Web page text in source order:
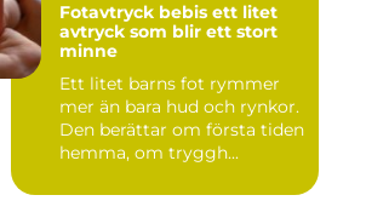
Fotavtryck bebis ett litet
avtryck som blir ett stort
minne
Ett litet barns fot rymmer
mer än bara hud och rynkor.
Den berättar om första tiden
hemma, om tryggh...